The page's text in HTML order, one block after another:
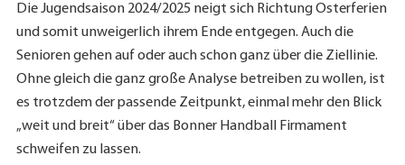
Die Jugendsaison 2024/2025 neigt sich Richtung Osterferien
und somit unweigerlich ihrem Ende entgegen. Auch die
Senioren gehen auf oder auch schon ganz über die Ziellinie.
Ohne gleich die ganz große Analyse betreiben zu wollen, ist
es trotzdem der passende Zeitpunkt, einmal mehr den Blick
„weit und breit“ über das Bonner Handball Firmament
schweifen zu lassen.